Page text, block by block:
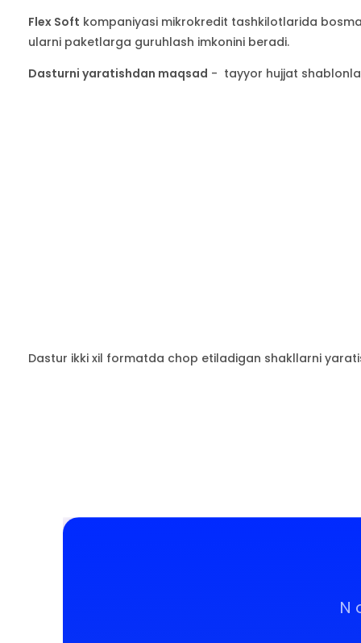
Flex Soft kompaniyasi mikrokredit tashkilotlarida
ularni paketlarga guruhlash imkonini beradi.
Dasturni yaratishdan maqsad - tayyor hujjat
Dastur ikki xil formatda chop etiladigan shakllarni